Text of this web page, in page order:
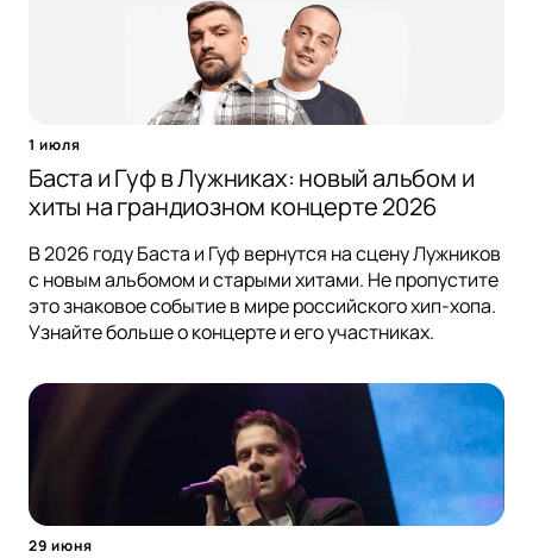
1 июля
Баста и Гуф в Лужниках: новый альбом и
хиты на грандиозном концерте 2026
В 2026 году Баста и Гуф вернутся на сцену Лужников
с новым альбомом и старыми хитами. Не пропустите
это знаковое событие в мире российского хип-хопа.
Узнайте больше о концерте и его участниках.
29 июня